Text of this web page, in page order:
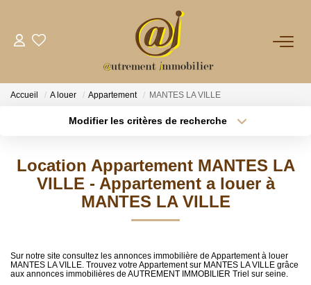
NOTRE AGENCE
GESTION
CONTACT
Accueil A louer Appartement MANTES LA VILLE
Modifier les critères de recherche
Sélectionnez...
Type de bien
Surface min
Location Appartement MANTES LA
VILLE - Appartement a louer à
MANTES LA VILLE
Sur notre site consultez les annonces immobilière de Appartement à louer
MANTES LA VILLE. Trouvez votre Appartement sur MANTES LA VILLE grâce
aux annonces immobilières de AUTREMENT IMMOBILIER Triel sur seine.